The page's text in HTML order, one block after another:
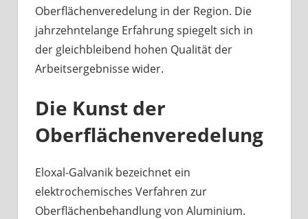
Oberflächenveredelung in der Region. Die
jahrzehntelange Erfahrung spiegelt sich in
der gleichbleibend hohen Qualität der
Arbeitsergebnisse wider.
Die Kunst der
Oberflächenveredelung
Eloxal-Galvanik bezeichnet ein
elektrochemisches Verfahren zur
Oberflächenbehandlung von Aluminium.